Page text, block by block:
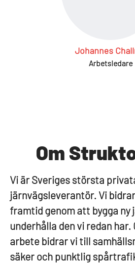
Johannes
Arbetsledare
Om
Vi är Sveriges största
järnvägsleverantör. Vi
framtid genom att bygga ny
underhålla den vi redan har.
arbete bidrar vi till
säker och punktlig